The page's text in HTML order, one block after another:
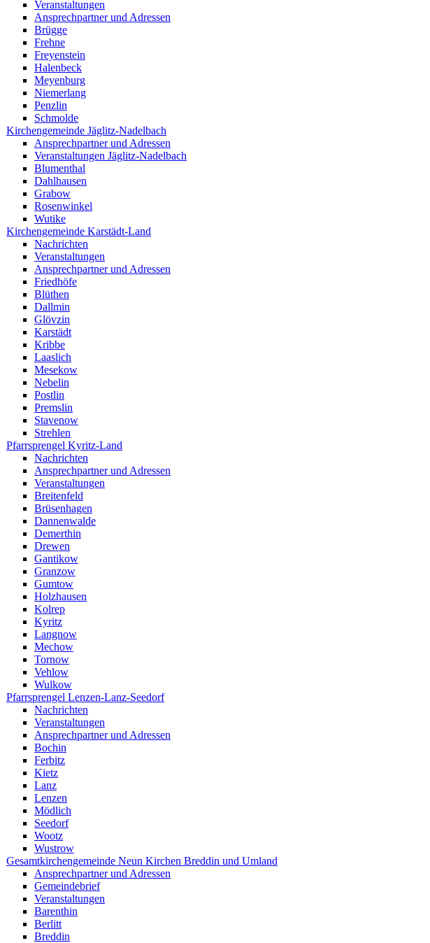
Veranstaltungen
Ansprechpartner und Adressen
Brügge
Frehne
Freyenstein
Halenbeck
Meyenburg
Niemerlang
Penzlin
Schmolde
Kirchengemeinde Jäglitz-Nadelbach
Ansprechpartner und Adressen
Veranstaltungen Jäglitz-Nadelbach
Blumenthal
Dahlhausen
Grabow
Rosenwinkel
Wutike
Kirchengemeinde Karstädt-Land
Nachrichten
Veranstaltungen
Ansprechpartner und Adressen
Friedhöfe
Blüthen
Dallmin
Glövzin
Karstädt
Kribbe
Laaslich
Mesekow
Nebelin
Postlin
Premslin
Stavenow
Strehlen
Pfarrsprengel Kyritz-Land
Nachrichten
Ansprechpartner und Adressen
Veranstaltungen
Breitenfeld
Brüsenhagen
Dannenwalde
Demerthin
Drewen
Gantikow
Granzow
Gumtow
Holzhausen
Kolrep
Kyritz
Langnow
Mechow
Tornow
Vehlow
Wulkow
Pfarrsprengel Lenzen-Lanz-Seedorf
Nachrichten
Veranstaltungen
Ansprechpartner und Adressen
Bochin
Ferbitz
Kietz
Lanz
Lenzen
Mödlich
Seedorf
Wootz
Wustrow
Gesamtkirchengemeinde Neun Kirchen Breddin und Umland
Ansprechpartner und Adressen
Gemeindebrief
Veranstaltungen
Barenthin
Berlitt
Breddin